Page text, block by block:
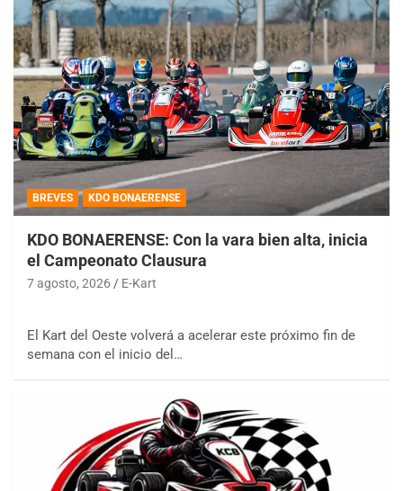
BREVES KDO BONAERENSE
KDO BONAERENSE: Con la vara bien alta, inicia
el Campeonato Clausura
7 agosto, 2026 E-Kart
El Kart del Oeste volverá a acelerar este próximo fin de
semana con el inicio del…